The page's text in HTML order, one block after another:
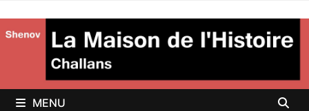
au
contenu
MENU